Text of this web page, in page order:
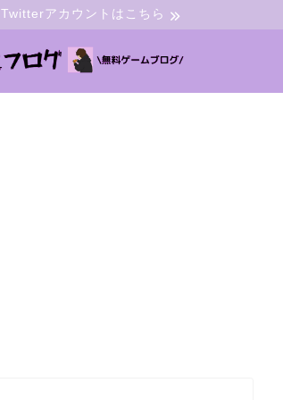
Twitterアカウントはこちら